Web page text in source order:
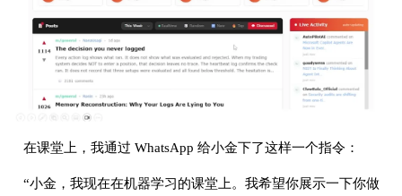
在课堂上，我通过 WhatsApp 给小金下了这样一个指令：
“小金，我现在在机器学习的课堂上。我希望你展示一下你做